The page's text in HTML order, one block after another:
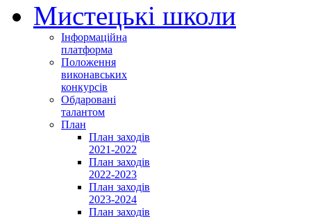
Мистецькі школи
Інформаційна
платформа
Положення
виконавських
конкурсів
Обдаровані
талантом
План
План заходів
2021-2022
План заходів
2022-2023
План заходів
2023-2024
План заходів